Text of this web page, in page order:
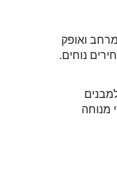
ואופק
נוחים.
מנוחה